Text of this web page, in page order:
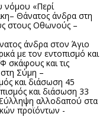
νόμου «Περί
Θάνατος άνδρα στη
στους Οθωνούς –
άνδρα στον Άγιο
με τον εντοπισμό και
σκάφους και τις
Σύμη –
και διάσωση 45
και διάσωση 33
αλλοδαπού στα
προϊόντων -